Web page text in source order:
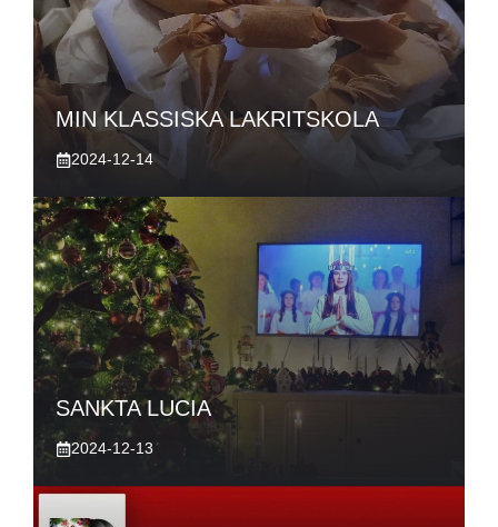
MIN KLASSISKA LAKRITSKOLA
2024-12-14
SANKTA LUCIA
2024-12-13